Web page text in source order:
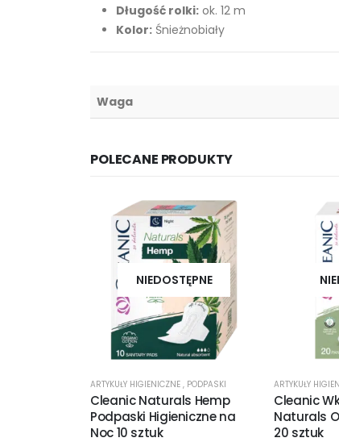
Długość rolki: ok. 12 m
Kolor: Śnieżnobiały
Waga
POLECANE PRODUKTY
NIEDOSTĘPNE
ARTYKUŁY HIGIENICZNE , PODPASKI
Cleanic Naturals Hemp
Podpaski Higieniczne na
Noc 10 sztuk
ARTYKUŁY
Cleanic
Naturals
20 sztuk